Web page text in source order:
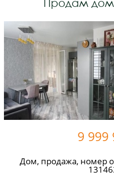
Продам дом
9 999
Дом, продажа, номер